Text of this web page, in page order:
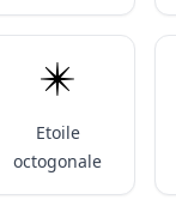
✴️
Etoile
octogonale